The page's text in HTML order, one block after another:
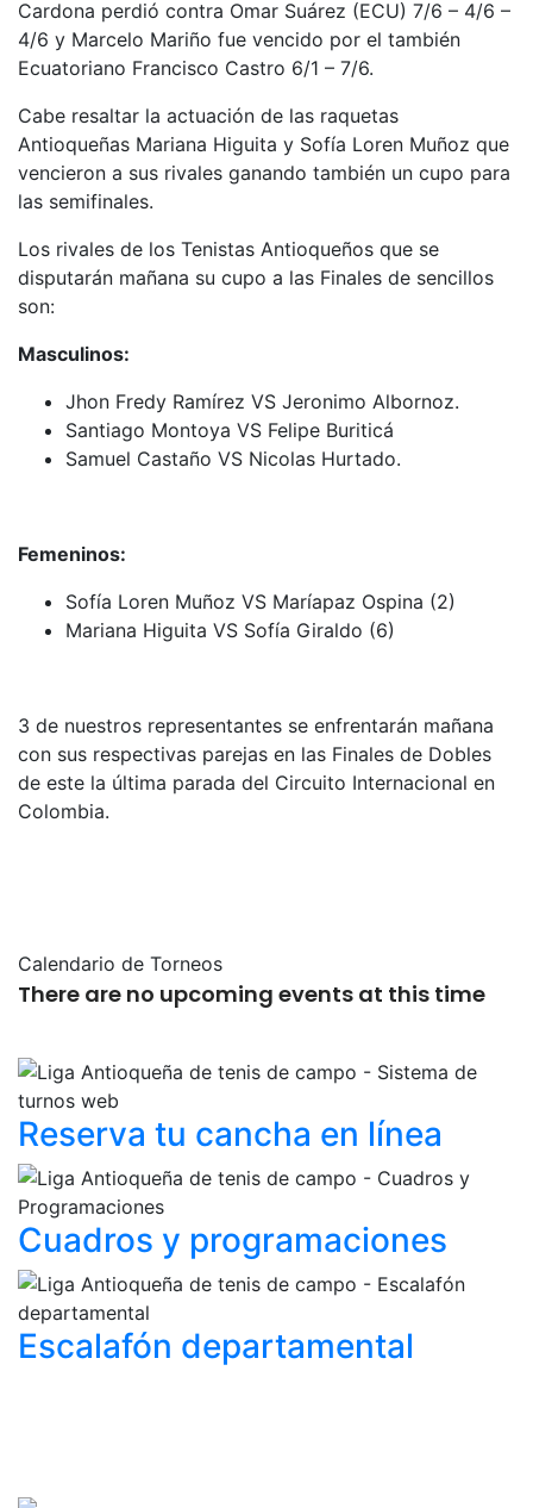
Cardona perdió contra Omar Suárez (ECU) 7/6 – 4/6 –
4/6 y Marcelo Mariño fue vencido por el también
Ecuatoriano Francisco Castro 6/1 – 7/6.
Cabe resaltar la actuación de las raquetas
Antioqueñas Mariana Higuita y Sofía Loren Muñoz que
vencieron a sus rivales ganando también un cupo para
las semifinales.
Los rivales de los Tenistas Antioqueños que se
disputarán mañana su cupo a las Finales de sencillos
son:
Masculinos:
Jhon Fredy Ramírez VS Jeronimo Albornoz.
Santiago Montoya VS Felipe Buriticá
Samuel Castaño VS Nicolas Hurtado.
Femeninos:
Sofía Loren Muñoz VS Maríapaz Ospina (2)
Mariana Higuita VS Sofía Giraldo (6)
3 de nuestros representantes se enfrentarán mañana
con sus respectivas parejas en las Finales de Dobles
de este la última parada del Circuito Internacional en
Colombia.
Calendario de Torneos
There are no upcoming events at this time
Reserva tu cancha en línea
Cuadros y programaciones
Escalafón departamental